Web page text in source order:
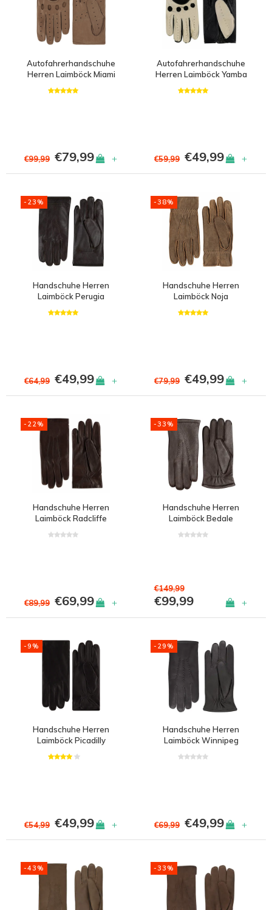
Autofahrerhandschuhe
Herren Laimböck Miami
€99,99 €79,99 +
Autofahrerhandschuhe
Herren Laimböck Yamba
€59,99 €49,99 +
-23%
Handschuhe Herren
Laimböck Perugia
€64,99 €49,99 +
-38%
Handschuhe Herren
Laimböck Noja
€79,99 €49,99 +
-22%
Handschuhe Herren
Laimböck Radcliffe
€89,99 €69,99 +
-33%
Handschuhe Herren
Laimböck Bedale
€149,99
€99,99 +
-9%
Handschuhe Herren
Laimböck Picadilly
€54,99 €49,99 +
-29%
Handschuhe Herren
Laimböck Winnipeg
€69,99 €49,99 +
-43% -33%